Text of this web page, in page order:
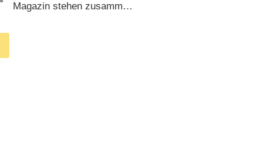
Frauenfreundschaft
Magazin stehen zusammen